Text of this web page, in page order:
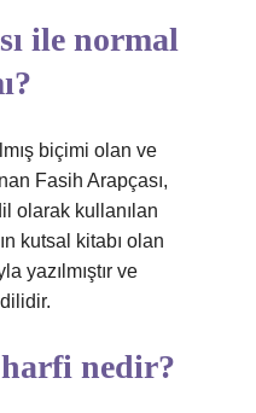
ile normal
biçimi olan ve
Fasih Arapçası,
olarak kullanılan
kutsal kitabı olan
yazılmıştır ve
nedir?